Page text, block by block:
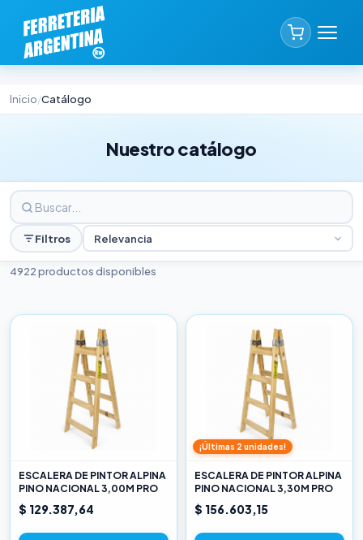
Inicio/Catálogo
Nuestro catálogo
Filtros Relevancia
4922 productos disponibles
ESCALERA DE PINTOR ALPINA
PINO NACIONAL 3,00M PRO
$ 129.387,64
¡Últimas 2 unidades!
ESCALERA DE PINTOR ALPINA
PINO NACIONAL 3,30M PRO
$ 156.603,15